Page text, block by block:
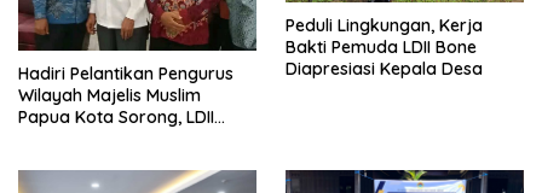
Hadiri Pelantikan Pengurus
Wilayah Majelis Muslim
Papua Kota Sorong, LDII
Peduli Lingkungan, Kerja
Bakti Pemuda LDII Bone
Diapresiasi Kepala Desa